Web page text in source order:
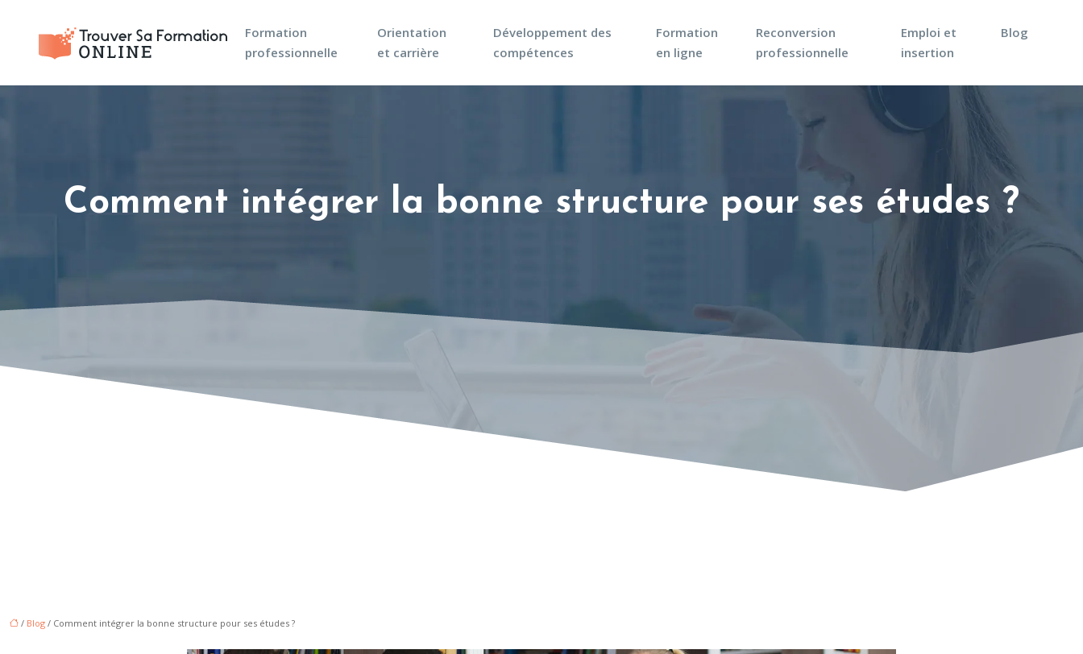
Formation
professionnelle
Orientation
et carrière
Développement des
compétences
Formation
en ligne
Reconversion
professionnelle
Emploi et
insertion
Blog
Comment intégrer la bonne structure pour ses études ?
/ Blog / Comment intégrer la bonne structure pour ses études ?